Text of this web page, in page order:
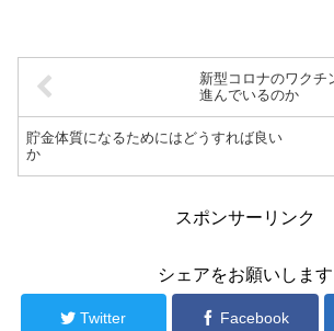
新型コロナのワクチ
進んでいるのか
貯金体質になるためにはどうすれば良い
か
スポンサーリンク
シェアをお願いします
Twitter Facebook